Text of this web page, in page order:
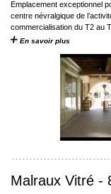
Emplacement exceptionnel
centre névralgique de
commercialisation du T2 au
En savoir plus
Malraux Vitré -